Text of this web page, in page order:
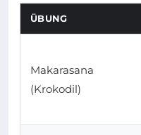
ÜBUNG
Makarasana
(Krokodil)